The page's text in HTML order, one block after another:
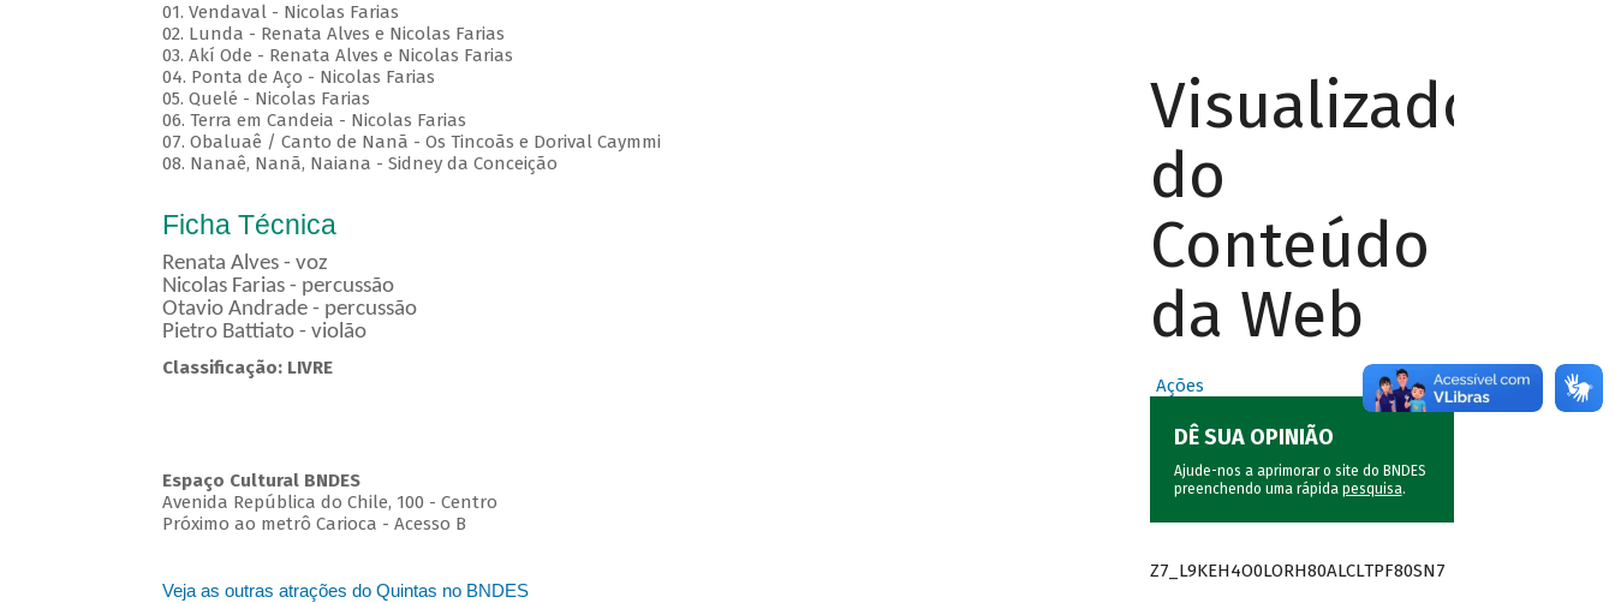
01. Vendaval - Nicolas Farias
02. Lunda - Renata Alves e Nicolas Farias
03. Akí Ode - Renata Alves e Nicolas Farias
04. Ponta de Aço - Nicolas Farias
05. Quelé - Nicolas Farias
06. Terra em Candeia - Nicolas Farias
07. Obaluaê / Canto de Nanã - Os Tincoãs e Dorival Caymmi
08. Nanaê, Nanã, Naiana - Sidney da Conceição
Ficha Técnica
Renata Alves - voz
Nicolas Farias - percussão
Otavio Andrade - percussão
Pietro Battiato - violão
Classificação: LIVRE
Espaço Cultural BNDES
Avenida República do Chile, 100 - Centro
Próximo ao metrô Carioca - Acesso B
Veja as outras atrações do Quintas no BNDES
Visualizador
do
Conteúdo
da Web
Ações
DÊ SUA OPINIÃO
Ajude-nos a aprimorar o site do BNDES
preenchendo uma rápida pesquisa.
Z7_L9KEH4O0LORH80ALCLTPF80SN7